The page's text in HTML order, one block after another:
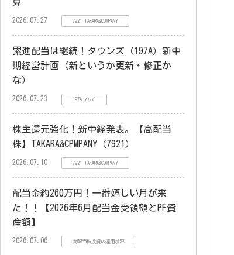
算
2026.07.27 7921 TAKARA&COMPANY
累進配当は継続！タウンズ（197A）新中
期経営計画（新というか更新・修正か
な）
2026.07.23 197A ﾀｳﾝｽﾞ
株主還元強化！新中経発表。【高配当
株】TAKARA&CPMPANY（7921）
2026.07.10 7921 TAKARA&COMPANY
配当金約260万円！一番嬉しい月が来
た！！【2026年6月配当金受領額とPF資
産額】
2026.07.06 高配当株投資の運用状況